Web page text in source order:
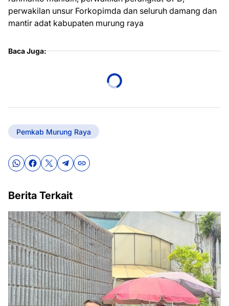
perwakilan unsur Forkopimda dan seluruh damang dan
mantir adat kabupaten murung raya
Baca Juga:
Pemkab Murung Raya
Berita Terkait